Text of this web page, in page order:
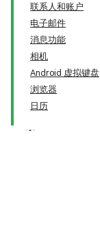
联系人和账户
电子邮件
消息功能
相机
Android 虚拟键盘
浏览器
日历